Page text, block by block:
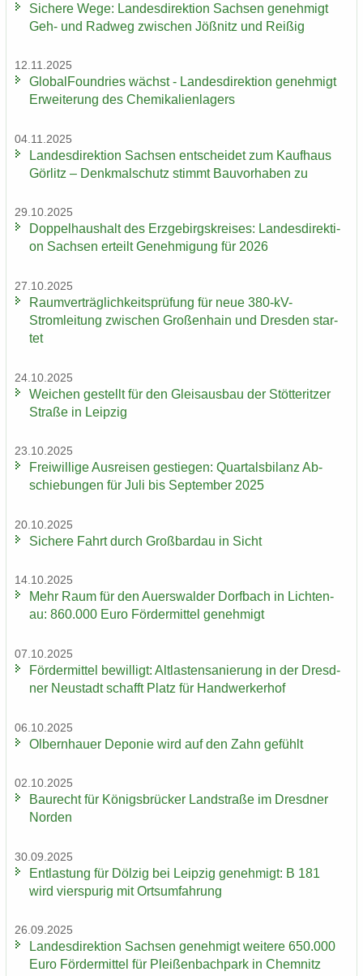
Si­che­re Wege: Lan­des­di­rek­ti­on Sach­sen ge­neh­migt
Geh- und Rad­weg zwi­schen Jöß­nitz und Rei­ßig
12.11.2025
Glo­bal­Found­ries wächst - Lan­des­di­rek­ti­on ge­neh­migt
Er­wei­te­rung des Che­mi­ka­li­en­la­gers
04.11.2025
Lan­des­di­rek­ti­on Sach­sen ent­schei­det zum Kauf­haus
Gör­litz – Denk­mal­schutz stimmt Bau­vor­ha­ben zu
29.10.2025
Dop­pel­haus­halt des Erz­ge­birgs­krei­ses: Lan­des­di­rek­ti­
on Sach­sen er­teilt Ge­neh­mi­gung für 2026
27.10.2025
Ra­um­ver­träg­lich­keits­prü­fung für neue 380-​kV-
Stromleitung zwi­schen Gro­ßen­hain und Dres­den star­
tet
24.10.2025
Wei­chen ge­stellt für den Gleis­aus­bau der Stöt­terit­zer
Stra­ße in Leip­zig
23.10.2025
Frei­wil­li­ge Aus­rei­sen ge­stie­gen: Quar­tals­bi­lanz Ab­
schie­bun­gen für Juli bis Sep­tem­ber 2025
20.10.2025
Si­che­re Fahrt durch Groß­bardau in Sicht
14.10.2025
Mehr Raum für den Au­ers­wal­der Dorf­bach in Lich­ten­
au: 860.000 Euro För­der­mit­tel ge­neh­migt
07.10.2025
För­der­mit­tel be­wil­ligt: Alt­las­ten­sa­nie­rung in der Dresd­
ner Neu­stadt schafft Platz für Hand­wer­ker­hof
06.10.2025
Ol­bern­hau­er De­po­nie wird auf den Zahn ge­fühlt
02.10.2025
Bau­recht für Kö­nigs­brü­cker Land­stra­ße im Dresd­ner
Nor­den
30.09.2025
Ent­las­tung für Döl­zig bei Leip­zig ge­neh­migt: B 181
wird vier­spu­rig mit Orts­um­fah­rung
26.09.2025
Lan­des­di­rek­ti­on Sach­sen ge­neh­migt wei­te­re 650.000
Euro För­der­mit­tel für Plei­ßen­bach­park in Chem­nitz